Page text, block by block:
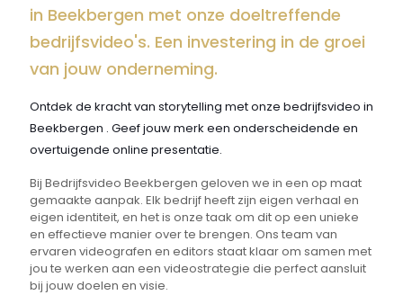
in Beekbergen met onze doeltreffende
bedrijfsvideo's. Een investering in de groei
van jouw onderneming.
Ontdek de kracht van storytelling met onze bedrijfsvideo in
Beekbergen . Geef jouw merk een onderscheidende en
overtuigende online presentatie.
Bij Bedrijfsvideo Beekbergen geloven we in een op maat
gemaakte aanpak. Elk bedrijf heeft zijn eigen verhaal en
eigen identiteit, en het is onze taak om dit op een unieke
en effectieve manier over te brengen. Ons team van
ervaren videografen en editors staat klaar om samen met
jou te werken aan een videostrategie die perfect aansluit
bij jouw doelen en visie.